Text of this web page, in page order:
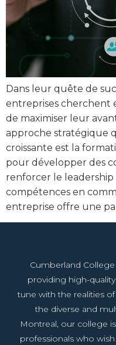
Dans leur quête de
entreprises cherchent
de maximiser leur
approche stratégique
croissante est la
pour développer des
renforcer le
compétences en
entreprise offre une
Cumberland
providing high-
tune with the realities
the diverse and
Montreal, our college
professionals who